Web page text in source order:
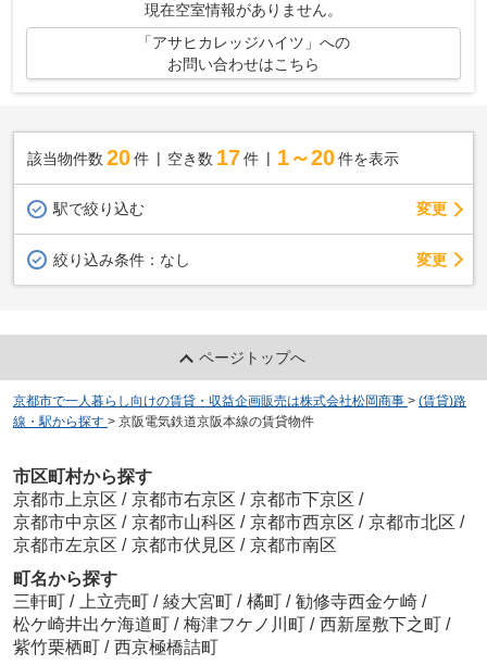
現在空室情報がありません。
「アサヒカレッジハイツ」への
お問い合わせはこちら
該当物件数 20件 空き数 17 件 1～20 件を表示
駅で絞り込む 変更
絞り込み条件： なし 変更
ページトップへ
京都市で一人暮らし向けの賃貸・収益企画販売は株式会社松岡商事 > (賃貸)路
線・駅から探す > 京阪電気鉄道京阪本線の賃貸物件
市区町村から探す
京都市上京区 / 京都市右京区 / 京都市下京区 /
京都市中京区 / 京都市山科区 / 京都市西京区 / 京都市北区 /
京都市左京区 / 京都市伏見区 / 京都市南区
町名から探す
三軒町 / 上立売町 / 綾大宮町 / 橘町 / 勧修寺西金ケ崎 /
松ケ崎井出ケ海道町 / 梅津フケノ川町 / 西新屋敷下之町 /
紫竹栗栖町 / 西京極橋詰町